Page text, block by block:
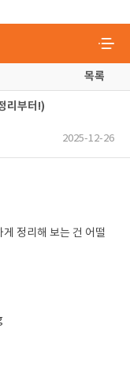
목록
리부터!)
2025-12-26
정리해 보는 건 어떨